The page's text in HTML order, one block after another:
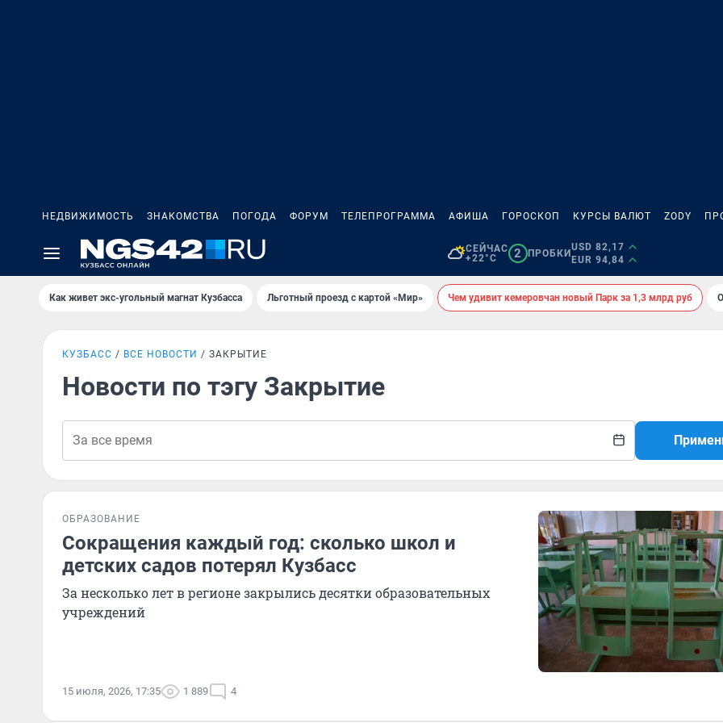
НЕДВИЖИМОСТЬ ЗНАКОМСТВА ПОГОДА ФОРУМ ТЕЛЕПРОГРАММА АФИША ГОРОСКОП КУРСЫ ВАЛЮТ ZODY
СЕЙЧАС
+22°C
2 ПРОБКИ
USD 82,17
EUR 94,84
Как живет экс-угольный магнат Кузбасса Льготный проезд с картой «Мир» Чем удивит кемеровчан новый Парк за 1,3 млрд руб
КУЗБАСС ВСЕ НОВОСТИ ЗАКРЫТИЕ
Новости по тэгу Закрытие
ОБРАЗОВАНИЕ
Сокращения каждый год: сколько школ и
детских садов потерял Кузбасс
За несколько лет в регионе закрылись десятки образовательных
учреждений
15 июля, 2026, 17:35 1 889 4